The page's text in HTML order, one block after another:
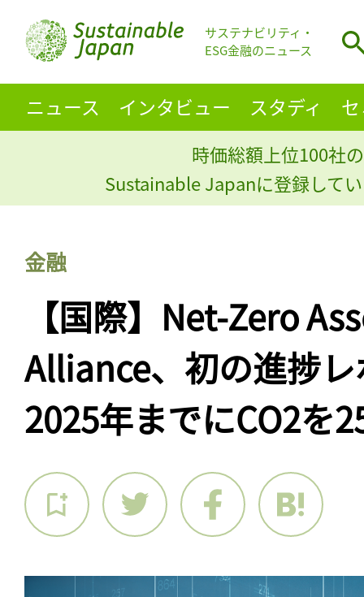
サステナビリティ・
ESG金融のニュース
ニュース インタビュー スタディ
時価総額上位100社
Sustainable Japanに登録して
金融
【国際】Net-Zero
Alliance、初の進捗
2025年までにCO2を